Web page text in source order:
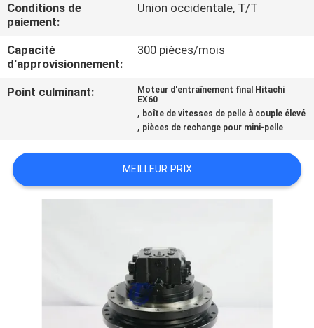
CONTACT
NOUVELLES
CAS
SITEMAP
Conditions de
paiement:
Union occidentale, T/T
Capacité
d'approvisionnement:
300 pièces/mois
Point culminant:
Moteur d'entraînement final Hitachi
EX60
, boîte de vitesses de pelle à couple élevé
, pièces de rechange pour mini-pelle
MEILLEUR PRIX